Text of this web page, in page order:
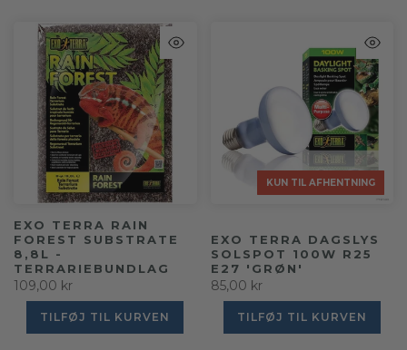
EXO TERRA RAIN
FOREST SUBSTRATE
8,8L -
TERRARIEBUNDLAG
109,00 kr
TILFØJ TIL KURVEN
KUN TIL AFHENTNING
KUN TIL AFHENTNING
KUN TIL AFHENTNING
KUN TIL AFHENTNING
KUN TIL AFHENTNING
KUN TIL AFHENTNING
KUN TIL AFHENTNING
KUN TIL AFHENTNING
KUN TIL AFHENTNING
KUN TIL AFHENTNING
KUN TIL AFHENTNING
KUN TIL AFHENTNING
KUN TIL AFHENTNING
KUN TIL AFHENTNING
KUN TIL AFHENTNING
KUN TIL AFHENTNING
KUN TIL AFHENTNING
KUN TIL AFHENTNING
KUN TIL AFHENTNING
KUN TIL AFHENTNING
KUN TIL AFHENTNING
KUN TIL AFHENTNING
KUN TIL AFHENTNING
EXO TERRA DAGSLYS
SOLSPOT 100W R25
E27 'GRØN'
85,00 kr
TILFØJ TIL KURVEN